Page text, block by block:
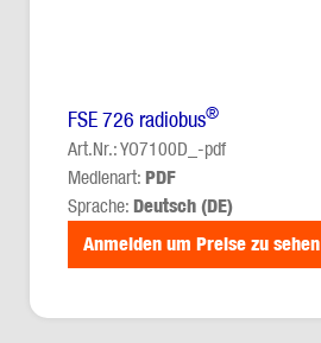
FSE 726 radiobus®
Art.Nr.: YO7100D_-pdf
Medienart: PDF
Sprache: Deutsch (DE)
Anmelden um Preise zu sehen